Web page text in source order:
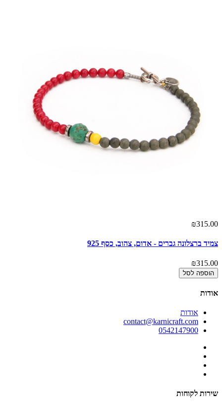
₪315.00
צמיד ברצלונה גברים - אדום, צהוב, כסף 925
₪315.00
הוספה לסל
אודות
אודות
contact@karnicraft.com
0542147900
שירות לקוחות